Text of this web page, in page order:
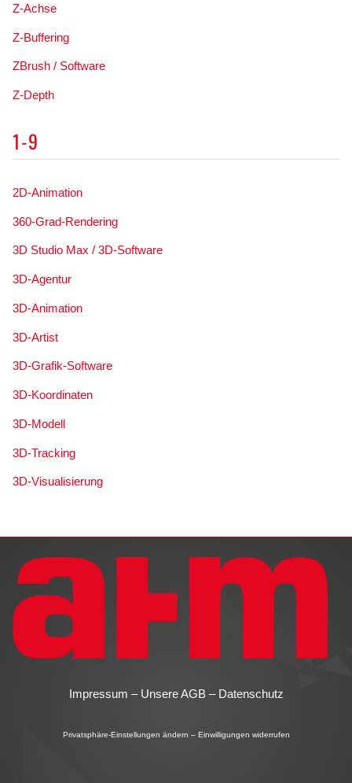
Z-Achse
Z-Buffering
ZBrush / Software
Z-Depth
1-9
2D-Animation
360-Grad-Rendering
3D Studio Max / 3D-Software
3D-Agentur
3D-Animation
3D-Artist
3D-Grafik-Software
3D-Koordinaten
3D-Modell
3D-Tracking
3D-Visualisierung
Impressum – Unsere AGB – Datenschutz
Privatsphäre-Einstellungen ändern – Einwilligungen widerrufen